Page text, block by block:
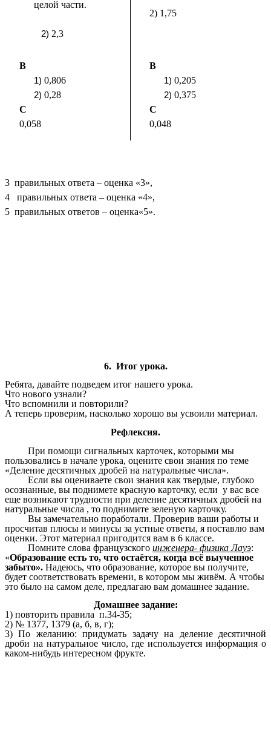
целой части.
2,3
2) 1,75
B
0,806
0,28
B
0,205
0,375
C
0,058
C
0,048
3 правильных ответа – оценка «3»,
4 правильных ответа – оценка «4»,
5 правильных ответов – оценка«5».
6. Итог урока.
Ребята, давайте подведем итог нашего урока.
Что нового узнали?
Что вспомнили и повторили?
А теперь проверим, насколько хорошо вы усвоили материал.
Рефлексия.
При помощи сигнальных карточек, которыми мы
пользовались в начале урока, оцените свои знания по теме
«Деление десятичных дробей на натуральные числа».
Если вы оцениваете свои знания как твердые, глубоко
осознанные, вы поднимете красную карточку, если у вас все
еще возникают трудности при деление десятичных дробей на
натуральные числа , то поднимите зеленую карточку.
Вы замечательно поработали. Проверив ваши работы и
просчитав плюсы и минусы за устные ответы, я поставлю вам
оценки. Этот материал пригодится вам в 6 классе.
Помните слова французского инженера- физика Лауэ:
«Образование есть то, что остаётся, когда всё выученное
забыто». Надеюсь, что образование, которое вы получите,
будет соответствовать времени, в котором мы живём. А чтобы
это было на самом деле, предлагаю вам домашнее задание.
Домашнее задание:
1) повторить правила п.34-35;
2) № 1377, 1379 (а, б, в, г);
3) По желанию: придумать задачу на деление десятичной
дроби на натуральное число, где используется информация о
каком-нибудь интересном фрукте.